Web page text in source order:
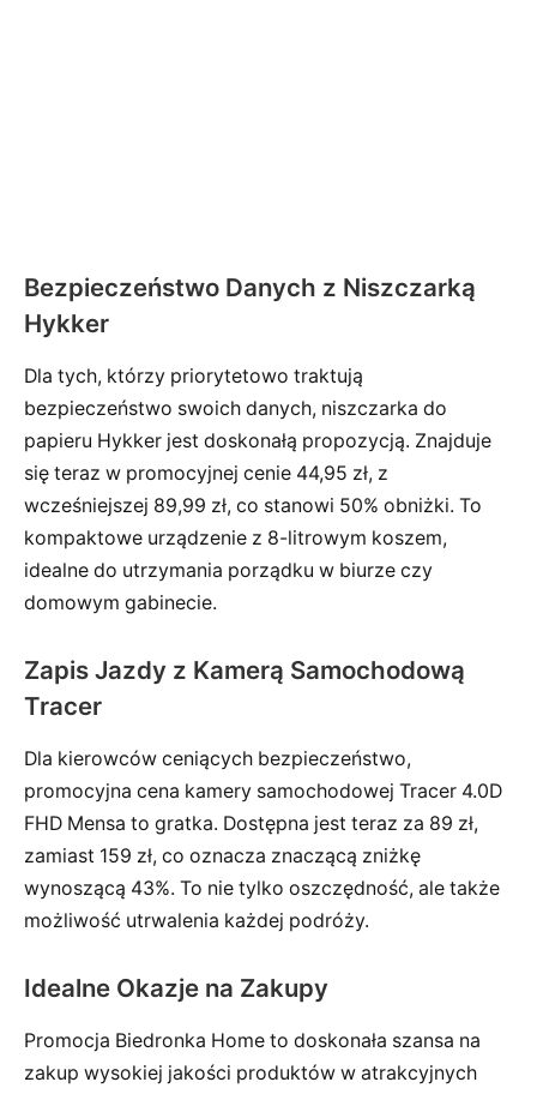
Bezpieczeństwo Danych z Niszczarką
Hykker
Dla tych, którzy priorytetowo traktują
bezpieczeństwo swoich danych, niszczarka do
papieru Hykker jest doskonałą propozycją. Znajduje
się teraz w promocyjnej cenie 44,95 zł, z
wcześniejszej 89,99 zł, co stanowi 50% obniżki. To
kompaktowe urządzenie z 8-litrowym koszem,
idealne do utrzymania porządku w biurze czy
domowym gabinecie.
Zapis Jazdy z Kamerą Samochodową
Tracer
Dla kierowców ceniących bezpieczeństwo,
promocyjna cena kamery samochodowej Tracer 4.0D
FHD Mensa to gratka. Dostępna jest teraz za 89 zł,
zamiast 159 zł, co oznacza znaczącą zniżkę
wynoszącą 43%. To nie tylko oszczędność, ale także
możliwość utrwalenia każdej podróży.
Idealne Okazje na Zakupy
Promocja Biedronka Home to doskonała szansa na
zakup wysokiej jakości produktów w atrakcyjnych